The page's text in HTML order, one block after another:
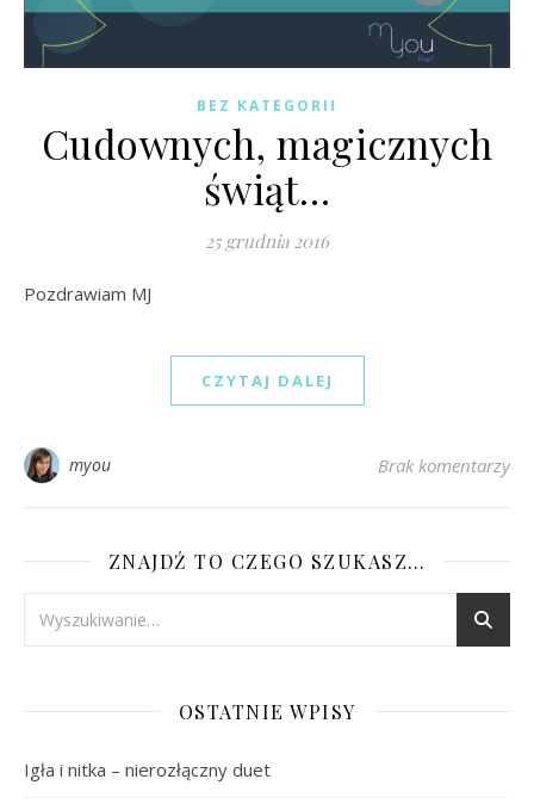
BEZ KATEGORII
Cudownych, magicznych
świąt…
25 grudnia 2016
Pozdrawiam MJ
CZYTAJ DALEJ
myou Brak komentarzy
ZNAJDŹ TO CZEGO SZUKASZ…
OSTATNIE WPISY
Igła i nitka – nierozłączny duet